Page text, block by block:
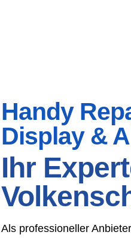
Handy
Display &
Ihr
Als professioneller